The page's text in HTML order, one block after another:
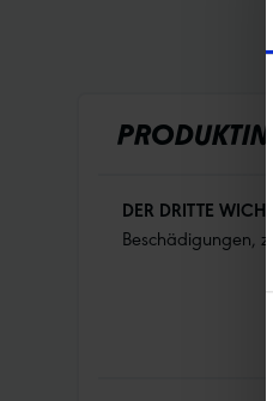
DER DRITTE
Beschädigungen,